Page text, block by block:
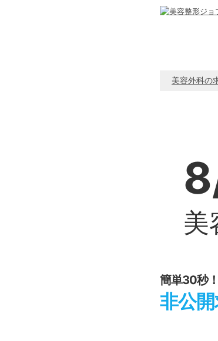
美容外科の
美
簡単30秒！
非公